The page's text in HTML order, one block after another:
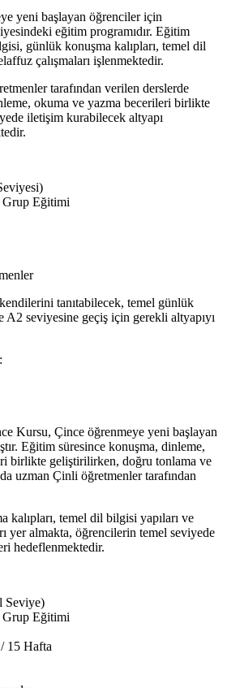
yeni başlayan öğrenciler için
eğitim programıdır. Eğitim
günlük konuşma kalıpları, temel dil
çalışmaları işlenmektedir.
tarafından verilen derslerde
okuma ve yazma becerileri birlikte
iletişim kurabilecek altyapı
Grup Eğitimi
tanıtabilecek, temel günlük
seviyesine geçiş için gerekli altyapıyı
Kursu, Çince öğrenmeye yeni başlayan
Eğitim süresince konuşma, dinleme,
birlikte geliştirilirken, doğru tonlama ve
uzman Çinli öğretmenler tarafından
kalıpları, temel dil bilgisi yapıları ve
yer almakta, öğrencilerin temel seviyede
hedeflenmektedir.
Seviye)
Grup Eğitimi
15 Hafta